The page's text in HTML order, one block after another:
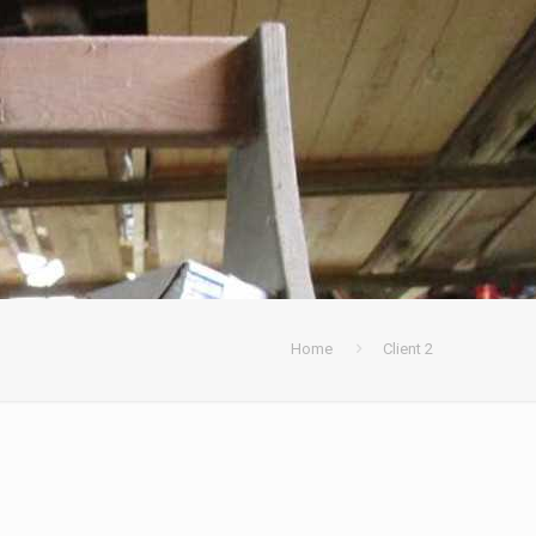
Home Client 2